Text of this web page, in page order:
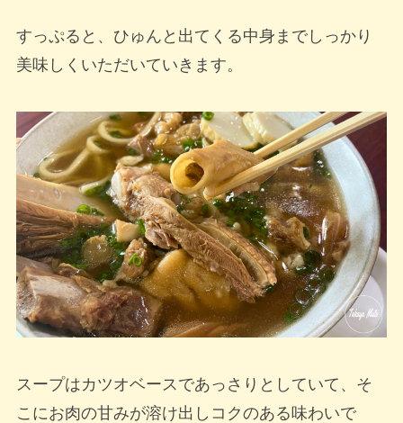
すっぷると、ひゅんと出てくる中身までしっかり
美味しくいただいていきます。
スープはカツオベースであっさりとしていて、そ
こにお肉の甘みが溶け出しコクのある味わいで